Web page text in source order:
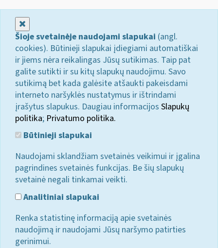
Šioje svetainėje naudojami slapukai (angl.
cookies). Būtinieji slapukai įdiegiami automatiškai
ir jiems nėra reikalingas Jūsų sutikimas. Taip pat
galite sutikti ir su kitų slapukų naudojimu. Savo
sutikimą bet kada galėsite atšaukti pakeisdami
interneto naršyklės nustatymus ir ištrindami
įrašytus slapukus. Daugiau informacijos Slapukų
politika; Privatumo politika.
Būtinieji slapukai
Naudojami sklandžiam svetainės veikimui ir įgalina
pagrindines svetainės funkcijas. Be šių slapukų
svetainė negali tinkamai veikti.
Analitiniai slapukai
Renka statistinę informaciją apie svetainės
naudojimą ir naudojami Jūsų naršymo patirties
gerinimui.